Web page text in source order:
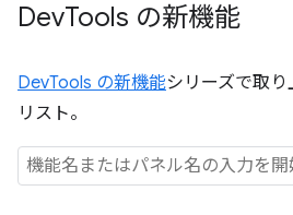
DevTools の新機能
DevTools の新機能シリーズで取
リスト。